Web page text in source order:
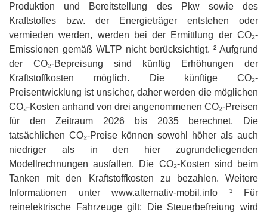
Produktion und Bereitstellung des Pkw sowie des
Kraftstoffes bzw. der Energieträger entstehen oder
vermieden werden, werden bei der Ermittlung der CO₂-
Emissionen gemäß WLTP nicht berücksichtigt. ² Aufgrund
der CO₂-Bepreisung sind künftig Erhöhungen der
Kraftstoffkosten möglich. Die künftige CO₂-
Preisentwicklung ist unsicher, daher werden die möglichen
CO₂-Kosten anhand von drei angenommenen CO₂-Preisen
für den Zeitraum 2026 bis 2035 berechnet. Die
tatsächlichen CO₂-Preise können sowohl höher als auch
niedriger als in den hier zugrundeliegenden
Modellrechnungen ausfallen. Die CO₂-Kosten sind beim
Tanken mit den Kraftstoffkosten zu bezahlen. Weitere
Informationen unter www.alternativ-mobil.info ³ Für
reinelektrische Fahrzeuge gilt: Die Steuerbefreiung wird